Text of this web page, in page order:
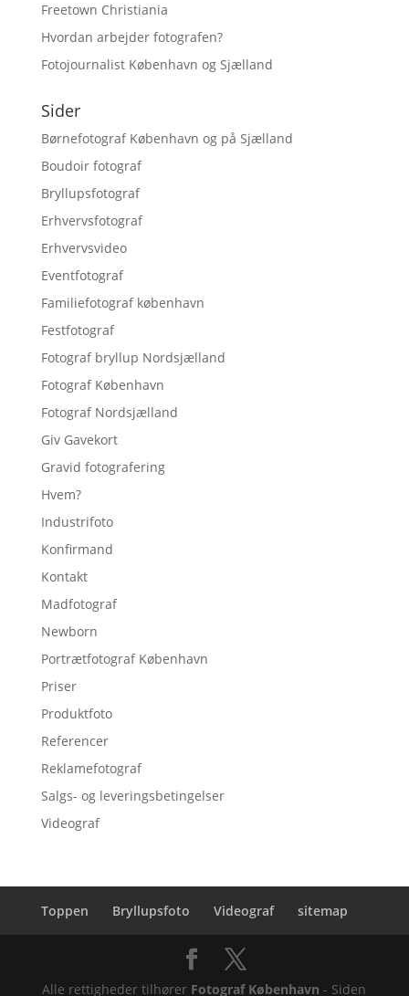
Freetown Christiania
Hvordan arbejder fotografen?
Fotojournalist København og Sjælland
Sider
Børnefotograf København og på Sjælland
Boudoir fotograf
Bryllupsfotograf
Erhvervsfotograf
Erhvervsvideo
Eventfotograf
Familiefotograf københavn
Festfotograf
Fotograf bryllup Nordsjælland
Fotograf København
Fotograf Nordsjælland
Giv Gavekort
Gravid fotografering
Hvem?
Industrifoto
Konfirmand
Kontakt
Madfotograf
Newborn
Portrætfotograf København
Priser
Produktfoto
Referencer
Reklamefotograf
Salgs- og leveringsbetingelser
Videograf
Toppen Bryllupsfoto Videograf sitemap
Alle rettigheder tilhører Fotograf København - Siden